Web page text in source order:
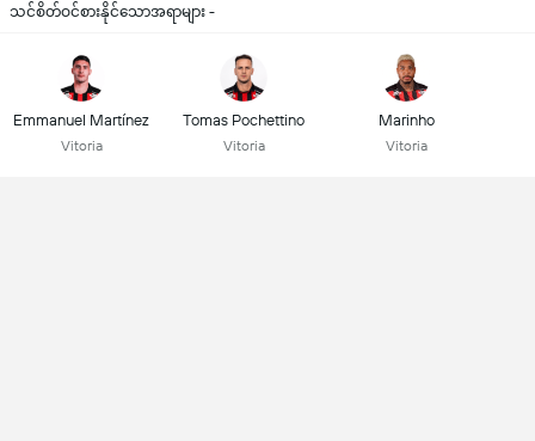
သင်စိတ်ဝင်စားနိုင်သောအရာများ -
Emmanuel Martínez
Vitoria
Tomas Pochettino
Vitoria
Marinho
Vitoria